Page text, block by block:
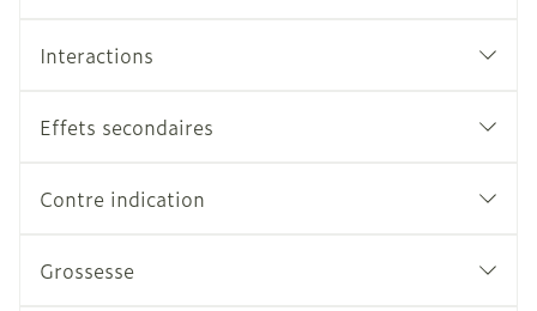
Interactions
Effets secondaires
Contre indication
Grossesse